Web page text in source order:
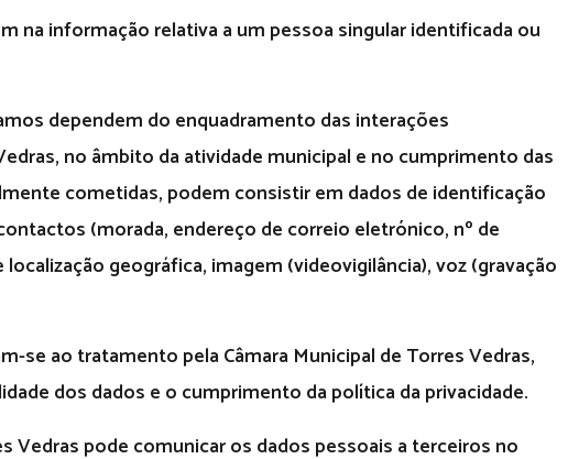
na informação relativa a um pessoa singular identificada ou
dependem do enquadramento das interações
no âmbito da atividade municipal e no cumprimento das
cometidas, podem consistir em dados de identificação
(morada, endereço de correio eletrónico, nº de
geográfica, imagem (videovigilância), voz (gravação
se ao tratamento pela Câmara Municipal de Torres Vedras,
dos dados e o cumprimento da política da privacidade.
Vedras pode comunicar os dados pessoais a terceiros no